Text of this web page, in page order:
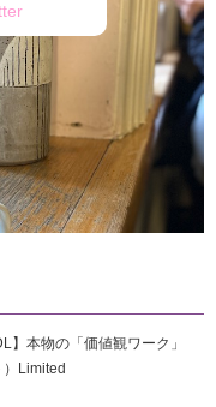
】本物の「価値観ワーク」
）Limited